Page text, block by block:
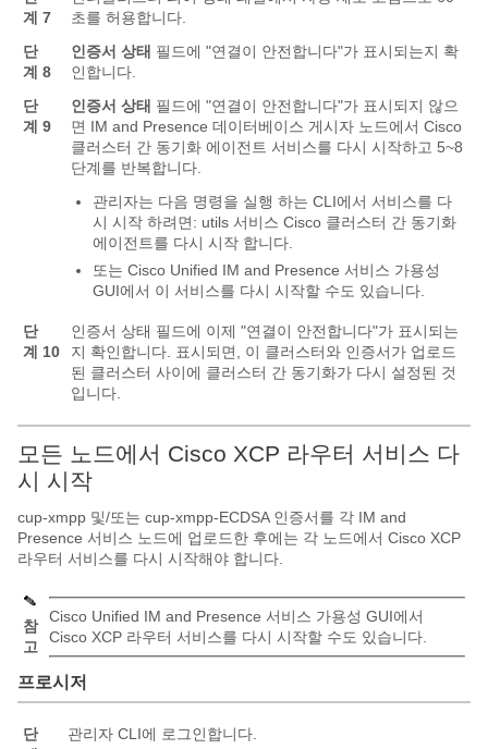
계 7
초를 허용합니다.
단
계 8
인증서 상태 필드에 "연결이 안전합니다"가 표시되는지 확
인합니다.
단
계 9
인증서 상태 필드에 "연결이 안전합니다"가 표시되지 않으
면 IM and Presence 데이터베이스 게시자 노드에서 Cisco
클러스터 간 동기화 에이전트 서비스를 다시 시작하고 5~8
단계를 반복합니다.
관리자는 다음 명령을 실행 하는 CLI에서 서비스를 다
시 시작 하려면: utils 서비스 Cisco 클러스터 간 동기화
에이전트를 다시 시작 합니다.
또는 Cisco Unified IM and Presence 서비스 가용성
GUI에서 이 서비스를 다시 시작할 수도 있습니다.
단
계 10
인증서 상태 필드에 이제 "연결이 안전합니다"가 표시되는
지 확인합니다. 표시되면, 이 클러스터와 인증서가 업로드
된 클러스터 사이에 클러스터 간 동기화가 다시 설정된 것
입니다.
모든 노드에서 Cisco XCP 라우터 서비스 다
시 시작
cup-xmpp 및/또는 cup-xmpp-ECDSA 인증서를 각 IM and
Presence 서비스 노드에 업로드한 후에는 각 노드에서 Cisco XCP
라우터 서비스를 다시 시작해야 합니다.
참
고
Cisco Unified IM and Presence 서비스 가용성 GUI에서
Cisco XCP 라우터 서비스를 다시 시작할 수도 있습니다.
프로시저
단
관리자 CLI에 로그인합니다.